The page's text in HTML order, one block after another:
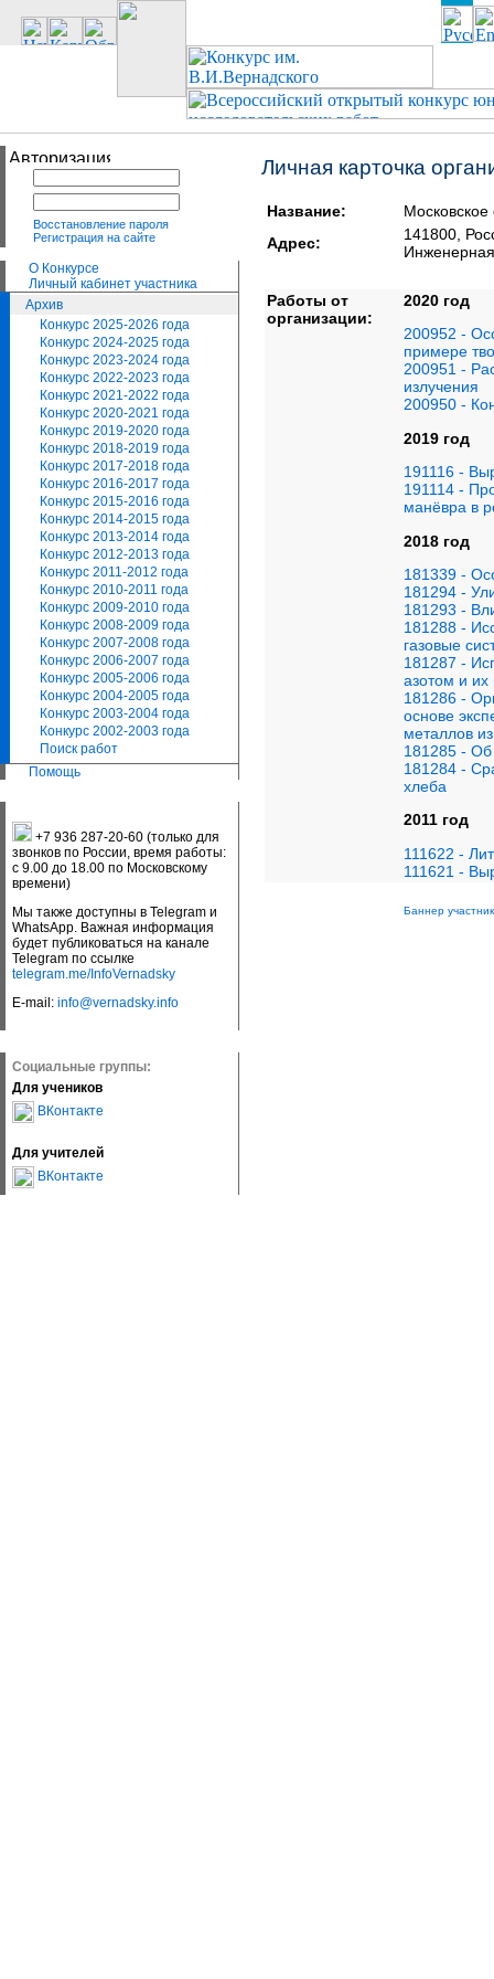
Восстановление пароля
Регистрация на сайте
О Конкурсе
Личный кабинет участника
Архив
Конкурс 2025-2026 года
Конкурс 2024-2025 года
Конкурс 2023-2024 года
Конкурс 2022-2023 года
Конкурс 2021-2022 года
Конкурс 2020-2021 года
Конкурс 2019-2020 года
Конкурс 2018-2019 года
Конкурс 2017-2018 года
Конкурс 2016-2017 года
Конкурс 2015-2016 года
Конкурс 2014-2015 года
Конкурс 2013-2014 года
Конкурс 2012-2013 года
Конкурс 2011-2012 года
Конкурс 2010-2011 года
Конкурс 2009-2010 года
Конкурс 2008-2009 года
Конкурс 2007-2008 года
Конкурс 2006-2007 года
Конкурс 2005-2006 года
Конкурс 2004-2005 года
Конкурс 2003-2004 года
Конкурс 2002-2003 года
Поиск работ
Помощь
+7 936 287-20-60 (только для
звонков по России, время работы:
с 9.00 до 18.00 по Московскому
времени)
Мы также доступны в Telegram и
WhatsApp. Важная информация
будет публиковаться на канале
Telegram по ссылке
telegram.me/InfoVernadsky
E-mail: info@vernadsky.info
Социальные группы:
Для учеников
ВКонтакте
Для учителей
ВКонтакте
Личная карточка
Название:
Адрес:
141800,
Работы от
организации:
2020 год
200952 -
примере
200951 -
излучения
200950 -
2019 год
191116 -
191114 -
манёвра в
2018 год
181339 -
181294 -
181293 -
181288 -
газовые
181287 -
азотом и
181286 -
основе
металлов
181285 - Об
181284 -
хлеба
2011 год
111622 -
111621 -
Баннер